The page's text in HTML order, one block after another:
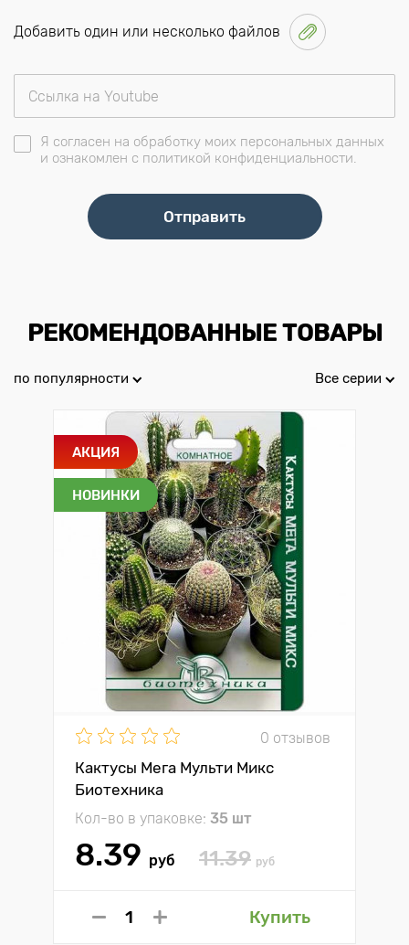
Добавить один или несколько файлов
Я согласен на обработку моих персональных данных
и ознакомлен с политикой конфиденциальности.
РЕКОМЕНДОВАННЫЕ ТОВАРЫ
по популярности Все серии
АКЦИЯ
НОВИНКИ
0 отзывов
Кактусы Мега Мульти Микс
Биотехника
Кол-во в упаковке: 35 шт
8.39 руб 11.39 руб
Купить